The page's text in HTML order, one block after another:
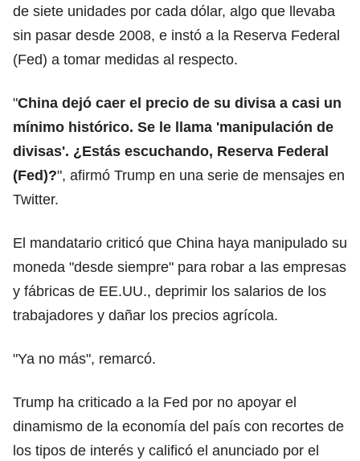
de siete unidades por cada dólar, algo que llevaba
sin pasar desde 2008, e instó a la Reserva Federal
(Fed) a tomar medidas al respecto.
"China dejó caer el precio de su divisa a casi un
mínimo histórico. Se le llama 'manipulación de
divisas'. ¿Estás escuchando, Reserva Federal
(Fed)?", afirmó Trump en una serie de mensajes en
Twitter.
El mandatario criticó que China haya manipulado su
moneda "desde siempre" para robar a las empresas
y fábricas de EE.UU., deprimir los salarios de los
trabajadores y dañar los precios agrícola.
"Ya no más", remarcó.
Trump ha criticado a la Fed por no apoyar el
dinamismo de la economía del país con recortes de
los tipos de interés y calificó el anunciado por el